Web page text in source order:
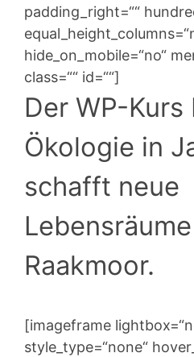
padding_right=““
hide_on_mobile=“no“
class=““ id=““]
Der WP-
Ökologie in
schafft neue
Raakmoor.
[imageframe
style_type=“none“